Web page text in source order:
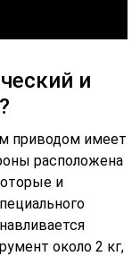
и
приводом имеет
расположена
и
около 2 кг,